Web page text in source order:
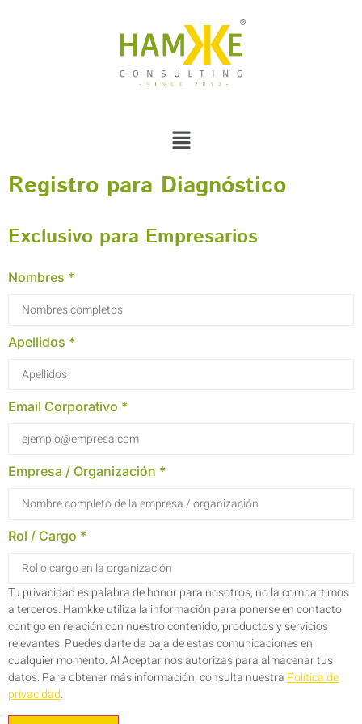
Registro para Diagnóstico
Exclusivo para Empresarios
Nombres *
Apellidos *
Email Corporativo *
Empresa / Organización *
Rol / Cargo *
Tu privacidad es palabra de honor para nosotros, no la compartimos
a terceros. Hamkke utiliza la información para ponerse en contacto
contigo en relación con nuestro contenido, productos y servicios
relevantes. Puedes darte de baja de estas comunicaciones en
cualquier momento. Al Aceptar nos autorizas para almacenar tus
datos. Para obtener más información, consulta nuestraPolítica de
privacidad.